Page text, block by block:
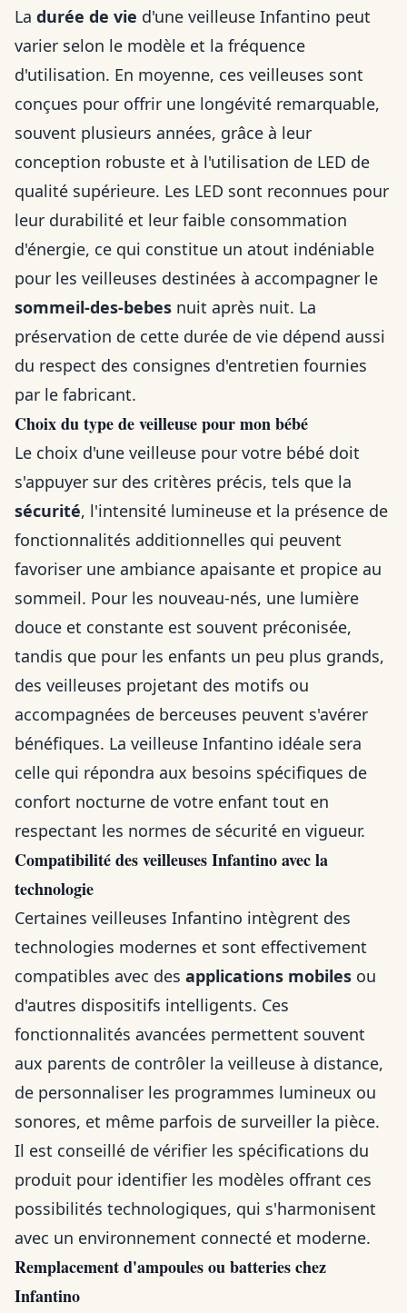
La durée de vie d'une veilleuse Infantino peut
varier selon le modèle et la fréquence
d'utilisation. En moyenne, ces veilleuses sont
conçues pour offrir une longévité remarquable,
souvent plusieurs années, grâce à leur
conception robuste et à l'utilisation de LED de
qualité supérieure. Les LED sont reconnues pour
leur durabilité et leur faible consommation
d'énergie, ce qui constitue un atout indéniable
pour les veilleuses destinées à accompagner le
sommeil-des-bebes nuit après nuit. La
préservation de cette durée de vie dépend aussi
du respect des consignes d'entretien fournies
par le fabricant.
Choix du type de veilleuse pour mon bébé
Le choix d'une veilleuse pour votre bébé doit
s'appuyer sur des critères précis, tels que la
sécurité, l'intensité lumineuse et la présence de
fonctionnalités additionnelles qui peuvent
favoriser une ambiance apaisante et propice au
sommeil. Pour les nouveau-nés, une lumière
douce et constante est souvent préconisée,
tandis que pour les enfants un peu plus grands,
des veilleuses projetant des motifs ou
accompagnées de berceuses peuvent s'avérer
bénéfiques. La veilleuse Infantino idéale sera
celle qui répondra aux besoins spécifiques de
confort nocturne de votre enfant tout en
respectant les normes de sécurité en vigueur.
Compatibilité des veilleuses Infantino avec la
technologie
Certaines veilleuses Infantino intègrent des
technologies modernes et sont effectivement
compatibles avec des applications mobiles ou
d'autres dispositifs intelligents. Ces
fonctionnalités avancées permettent souvent
aux parents de contrôler la veilleuse à distance,
de personnaliser les programmes lumineux ou
sonores, et même parfois de surveiller la pièce.
Il est conseillé de vérifier les spécifications du
produit pour identifier les modèles offrant ces
possibilités technologiques, qui s'harmonisent
avec un environnement connecté et moderne.
Remplacement d'ampoules ou batteries chez
Infantino